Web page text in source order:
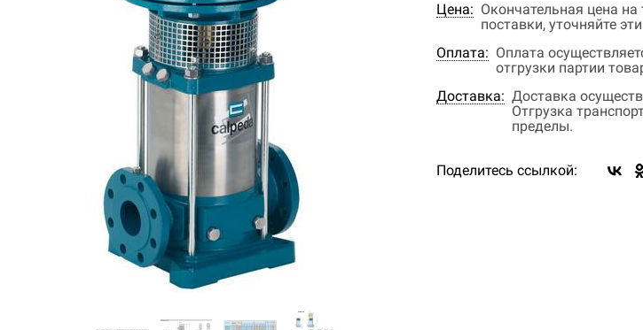
Цена: Окончательная цена
поставки, уточняйте
Оплата: Оплата
отгрузки партии
Доставка: Доставка
Отгрузка
пределы.
Поделитесь ссылкой: